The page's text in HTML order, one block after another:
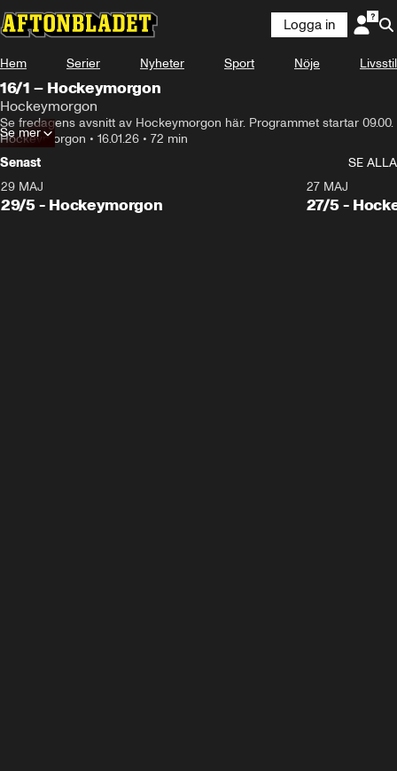
Logga in
Hem Serier Nyheter Sport Nöje Livsstil
16/1 – Hockeymorgon
Hockeymorgon
Se fredagens avsnitt av Hockeymorgon här. Programmet startar 09.00.
Hockeymorgon • 16.01.26 • 72 min
Se mer
Senast
SE ALLA
29 MAJ
29/5 - Hockeymorgon
27 MAJ
27/5 -